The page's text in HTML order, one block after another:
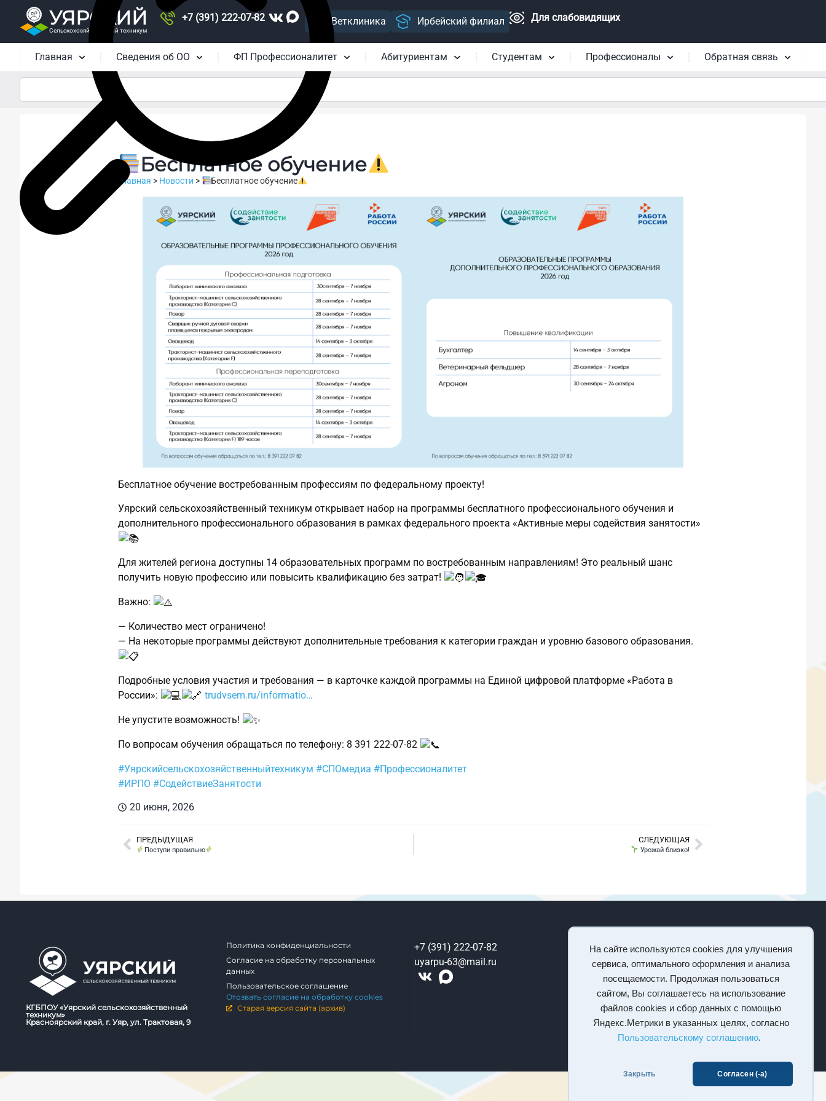
На сайте используются cookies для улучшения
сервиса, оптимального оформления и анализа
посещаемости. Продолжая пользоваться
сайтом, Вы соглашаетесь на использование
файлов cookies и сбор данных с помощью
Яндекс.Метрики в указанных целях, согласно
Пользовательскому соглашению.
Закрыть Согласен (-а)
УЯРСКИЙ
Сельскохозяйственный техникум
+7 (391) 222-07-82 Ветклиника Ирбейский филиал Для слабовидящих
Главная Сведения об ОО ФП Профессионалитет Абитуриентам Студентам Профессионалы Обратная связь
Бесплатное обучение
Главная > Новости > Бесплатное обучение
Бесплатное обучение востребованным профессиям по федеральному проекту!
Уярский сельскохозяйственный техникум открывает набор на программы бесплатного профессионального обучения и
дополнительного профессионального образования в рамках федерального проекта «Активные меры содействия занятости»
Для жителей региона доступны 14 образовательных программ по востребованным направлениям! Это реальный шанс
получить новую профессию или повысить квалификацию без затрат!
Важно:
— Количество мест ограничено!
— На некоторые программы действуют дополнительные требования к категории граждан и уровню базового образования.
Подробные условия участия и требования — в карточке каждой программы на Единой цифровой платформе «Работа в
России»:
trudvsem.ru/informatio…
Не упустите возможность!
По вопросам обучения обращаться по телефону: 8 391 222‑07‑82
#Уярскийсельскохозяйственныйтехникум #СПОмедиа #Профессионалитет
#ИРПО #СодействиеЗанятости
20 июня, 2026
ПРЕДЫДУЩАЯ
Поступи правильно
СЛЕДУЮЩАЯ
Урожай близко!
КГБПОУ «Уярский сельскохозяйственный
техникум»
Красноярский край, г. Уяр, ул. Трактовая, 9
Политика конфиденциальности
Согласие на обработку персональных
данных
Пользовательское соглашение
Отозвать согласие на обработку cookies
Старая версия сайта (архив)
+7 (391) 222-07-82
uyarpu-63@mail.ru